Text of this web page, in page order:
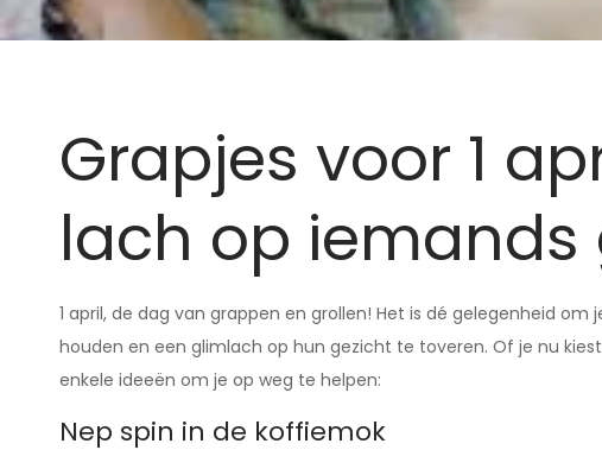
Grapjes voor 1
lach op iemands
1 april, de dag van grappen en grollen! Het is dé gelegenheid
houden en een glimlach op hun gezicht te toveren. Of je nu
enkele ideeën om je op weg te helpen:
Nep spin in de koffiemok